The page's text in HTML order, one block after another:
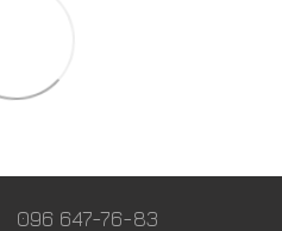
096 647-76-83